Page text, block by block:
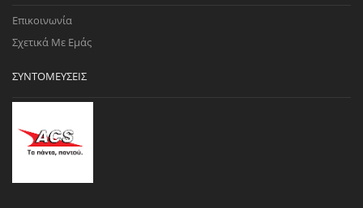
Επικοινωνία
Σχετικά Με Εμάς
ΣΥΝΤΟΜΕΎΣΕΙΣ